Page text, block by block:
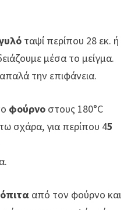
ταψί περίπου 28 εκ. ή
μέσα το μείγμα.
απαλά την επιφάνεια.
φούρνο στους 180°C
σχάρα, για περίπου 45
από τον φούρνο και